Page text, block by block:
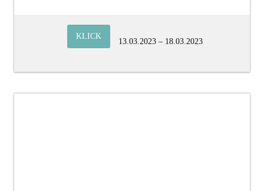
KLICK
13.03.2023 – 18.03.2023